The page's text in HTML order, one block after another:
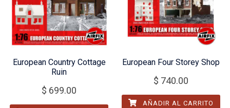
European Country Cottage
Ruin
$ 699.00
European Four Storey Shop
$ 740.00
AÑADIR AL CARRITO